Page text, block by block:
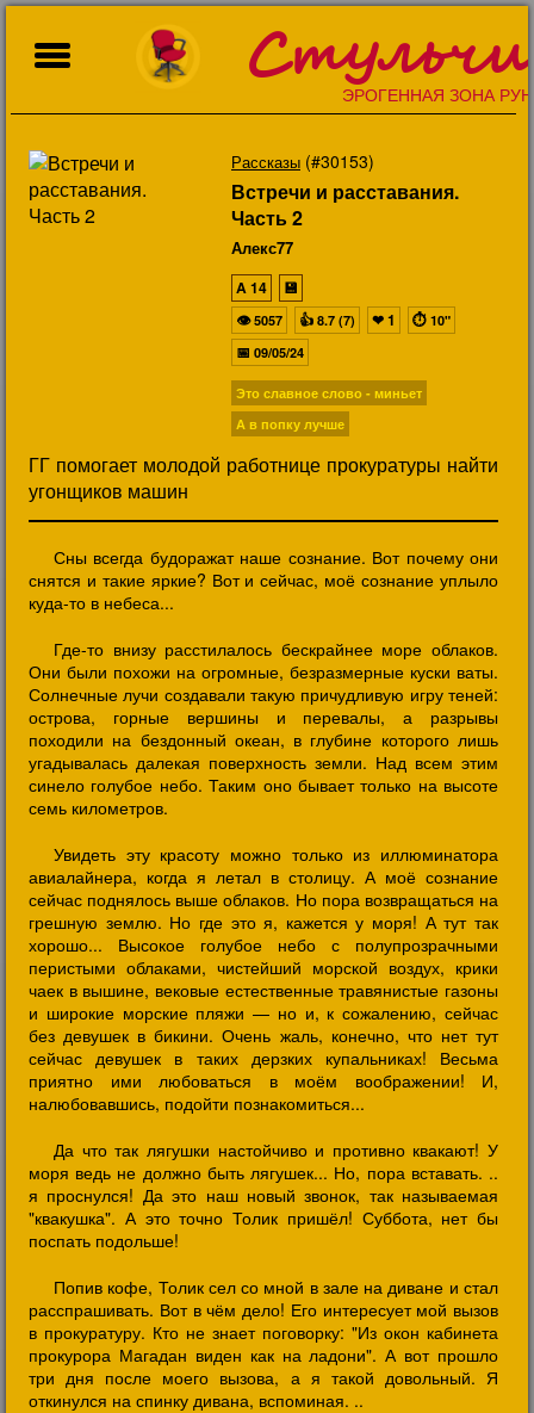
ЭРОГЕННАЯ ЗОНА
Рассказы (#30153)
Встречи и расставания.
Часть 2
Алекс77
ГГ помогает молодой работнице прокуратуры найти
угонщиков машин
A14
💾
👁5057 👍 8.7 (7) ❤1 ⏱ 10"
📅 09/05/24
Это славное слово - миньет
А в попку лучше
Сны всегда будоражат наше сознание. Вот почему они
снятся и такие яркие? Вот и сейчас, моё сознание уплыло
куда-то в небеса...
Где-то внизу расстилалось бескрайнее море облаков.
Они были похожи на огромные, безразмерные куски ваты.
Солнечные лучи создавали такую причудливую игру теней:
острова, горные вершины и перевалы, а разрывы
походили на бездонный океан, в глубине которого лишь
угадывалась далекая поверхность земли. Над всем этим
синело голубое небо. Таким оно бывает только на высоте
семь километров.
Увидеть эту красоту можно только из иллюминатора
авиалайнера, когда я летал в столицу. А моё сознание
сейчас поднялось выше облаков. Но пора возвращаться на
грешную землю. Но где это я, кажется у моря! А тут так
хорошо... Высокое голубое небо с полупрозрачными
перистыми облаками, чистейший морской воздух, крики
чаек в вышине, вековые естественные травянистые газоны
и широкие морские пляжи — но и, к сожалению, сейчас
без девушек в бикини. Очень жаль, конечно, что нет тут
сейчас девушек в таких дерзких купальниках! Весьма
приятно ими любоваться в моём воображении! И,
налюбовавшись, подойти познакомиться...
Да что так лягушки настойчиво и противно квакают! У
моря ведь не должно быть лягушек... Но, пора вставать. ..
я проснулся! Да это наш новый звонок, так называемая
"квакушка". А это точно Толик пришёл! Суббота, нет бы
поспать подольше!
Попив кофе, Толик сел со мной в зале на диване и стал
расспрашивать. Вот в чём дело! Его интересует мой вызов
в прокуратуру. Кто не знает поговорку: "Из окон кабинета
прокурора Магадан виден как на ладони". А вот прошло
три дня после моего вызова, а я такой довольный. Я
откинулся на спинку дивана, вспоминая. ..